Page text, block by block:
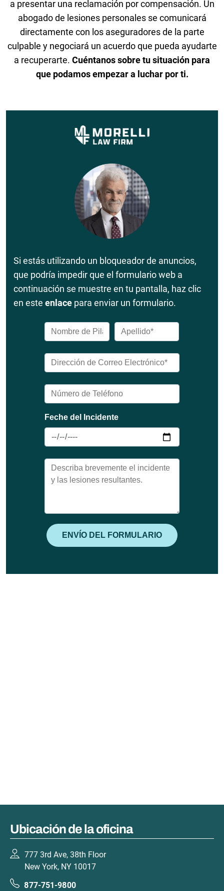
a presentar una reclamación por compensación. Un
abogado de lesiones personales se comunicará
directamente con los aseguradores de la parte
culpable y negociará un acuerdo que pueda ayudarte
a recuperarte. Cuéntanos sobre tu situación para
que podamos empezar a luchar por ti.
Si estás utilizando un bloqueador de anuncios,
que podría impedir que el formulario web a
continuación se muestre en tu pantalla, haz clic
en este enlace para enviar un formulario.
Ubicación de la oficina
777 3rd Ave, 38th Floor
New York, NY 10017
877-751-9800